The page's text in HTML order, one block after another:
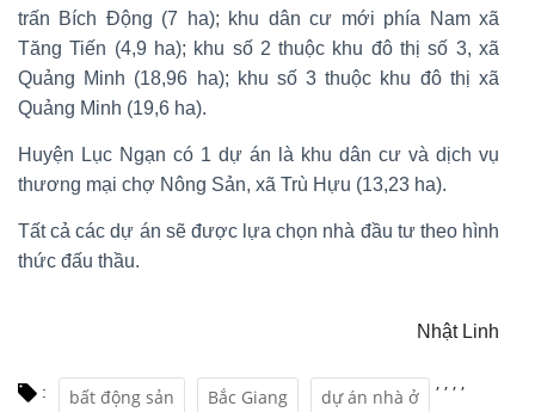
trấn Bích Động (7 ha); khu dân cư mới phía Nam xã
Tăng Tiến (4,9 ha); khu số 2 thuộc khu đô thị số 3, xã
Quảng Minh (18,96 ha); khu số 3 thuộc khu đô thị xã
Quảng Minh (19,6 ha).
Huyện Lục Ngạn có 1 dự án là khu dân cư và dịch vụ
thương mại chợ Nông Sản, xã Trù Hựu (13,23 ha).
Tất cả các dự án sẽ được lựa chọn nhà đầu tư theo hình
thức đấu thầu.
Nhật Linh
: bất động sản
,
Bắc Giang
,
dự án nhà ở
, ,